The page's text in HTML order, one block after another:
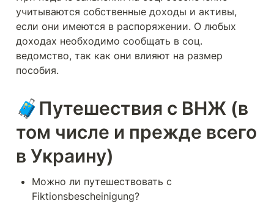
учитываются собственные доходы и активы,
если они имеются в распоряжении. О любых
доходах необходимо сообщать в соц.
ведомство, так как они влияют на размер
пособия.
🧳Путешествия с ВНЖ (в
том числе и прежде всего
в Украину)
Можно ли путешествовать с
Fiktionsbescheinigung?